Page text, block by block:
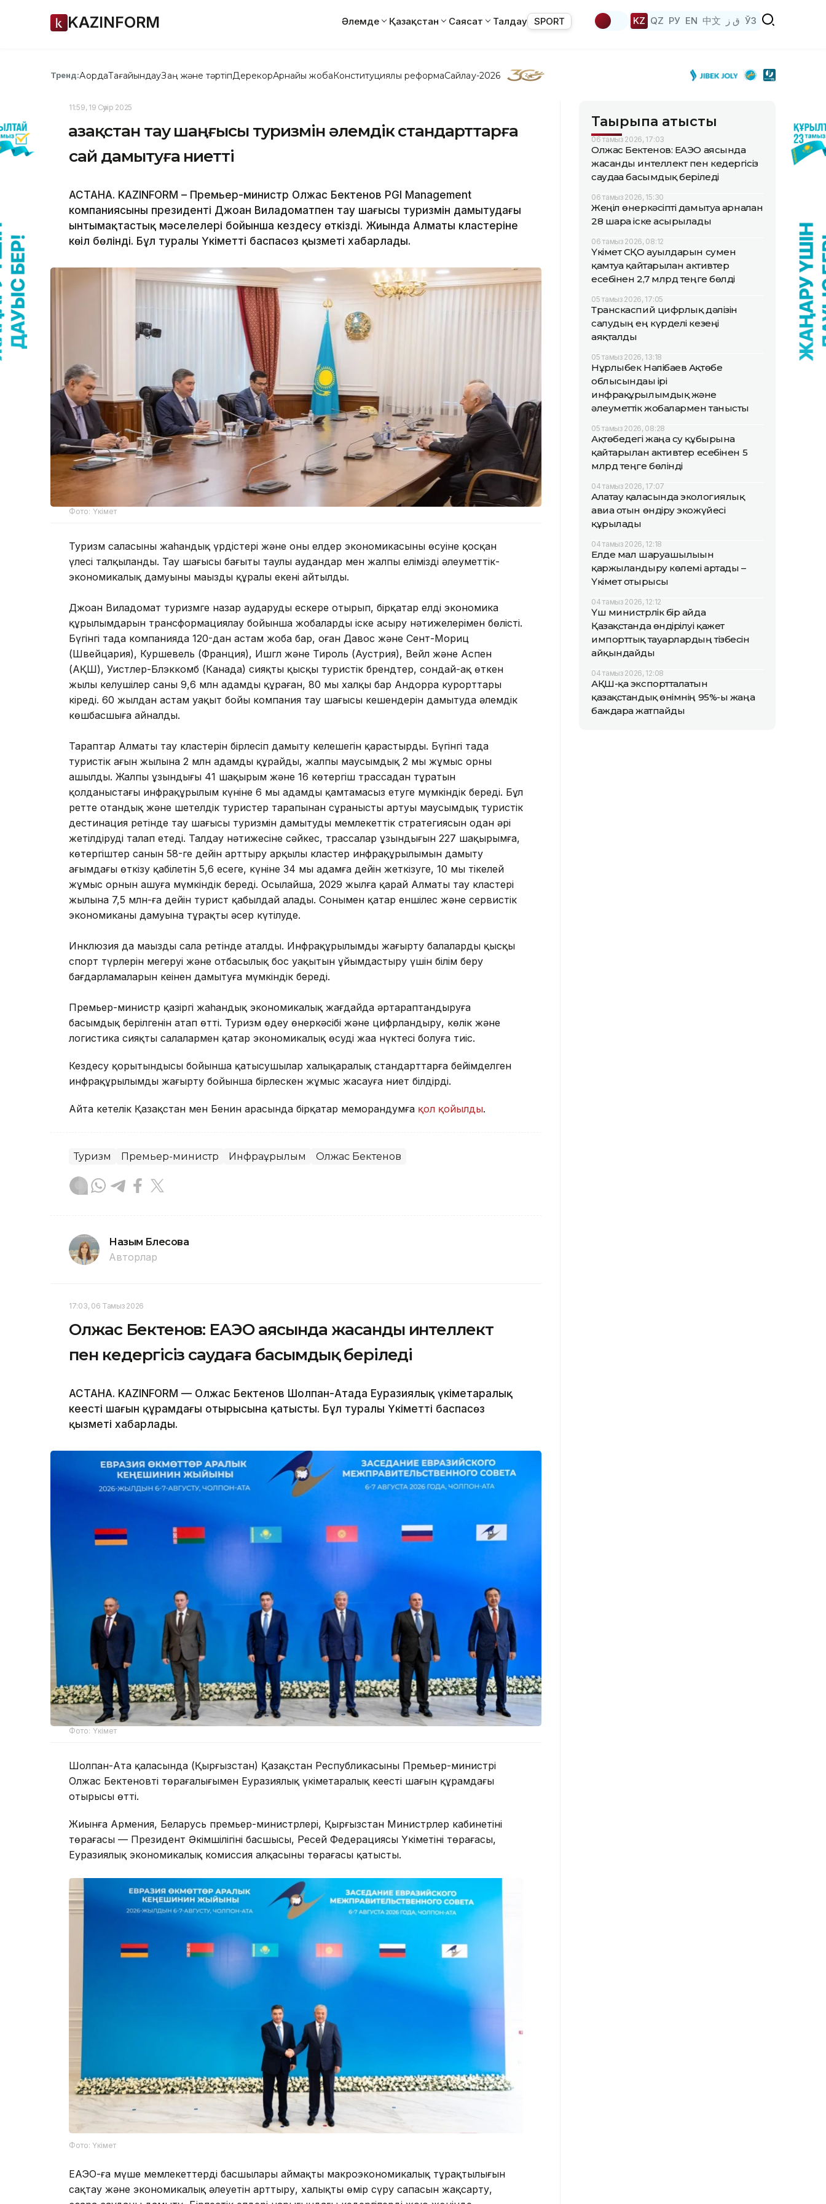
KAZINFORM Әлемде Қазақстан Саясат Талдау SPORT KZ QZ РУ EN 中文 ق ز ЎЗ
Тренд:АқордаТағайындауЗаң және тәртіпДерекқорАрнайы жобаКонституциялық реформаСайлау-2026
11:59, 19 Сәуір 2025
Қазақстан тау шаңғысы туризмін әлемдік стандарттарға
сай дамытуға ниетті
АСТАНА. KAZINFORM – Премьер-министр Олжас Бектенов PGI Management
компаниясының президенті Джоан Виладоматпен тау шаңғысы туризмін дамытудағы
ынтымақтастық мәселелері бойынша кездесу өткізді. Жиында Алматы кластеріне
көңіл бөлінді. Бұл туралы Үкіметтің баспасөз қызметі хабарлады.
Фото: Үкімет
Туризм саласының жаһандық үрдістері және оның елдер экономикасының өсуіне қосқан
үлесі талқыланды. Тау шаңғысы бағыты таулы аудандар мен жалпы еліміздің әлеуметтік-
экономикалық дамуының маңызды құралы екені айтылды.
Джоан Виладомат туризмге назар аударуды ескере отырып, бірқатар елдің экономика
құрылымдарын трансформациялау бойынша жобаларды іске асыру нәтижелерімен бөлісті.
Бүгінгі таңда компанияда 120-дан астам жоба бар, оған Давос және Сент-Мориц
(Швейцария), Куршевель (Франция), Ишгл және Тироль (Аустрия), Вейл және Аспен
(АҚШ), Уистлер-Блэккомб (Канада) сияқты қысқы туристік брендтер, сондай-ақ өткен
жылы келушілер саны 9,6 млн адамды құраған, 80 мың халқы бар Андорра курорттары
кіреді. 60 жылдан астам уақыт бойы компания тау шаңғысы кешендерін дамытуда әлемдік
көшбасшыға айналды.
Тараптар Алматы тау кластерін бірлесіп дамыту келешегін қарастырды. Бүгінгі таңда
туристік ағын жылына 2 млн адамды құрайды, жалпы маусымдық 2 мың жұмыс орны
ашылды. Жалпы ұзындығы 41 шақырым және 16 көтергіш трассадан тұратын
қолданыстағы инфрақұрылым күніне 6 мың адамды қамтамасыз етуге мүмкіндік береді. Бұл
ретте отандық және шетелдік туристер тарапынан сұраныстың артуы маусымдық туристік
дестинация ретінде тау шаңғысы туризмін дамытудың мемлекеттік стратегиясын одан әрі
жетілдіруді талап етеді. Талдау нәтижесіне сәйкес, трассалар ұзындығын 227 шақырымға,
көтергіштер санын 58-ге дейін арттыру арқылы кластер инфрақұрылымын дамыту
ағымдағы өткізу қабілетін 5,6 есеге, күніне 34 мың адамға дейін жеткізуге, 10 мың тікелей
жұмыс орнын ашуға мүмкіндік береді. Осылайша, 2029 жылға қарай Алматы тау кластері
жылына 7,5 млн-ға дейін турист қабылдай алады. Сонымен қатар еншілес және сервистік
экономиканың дамуына тұрақты әсер күтілуде.
Инклюзия да маңызды сала ретінде аталды. Инфрақұрылымды жаңғырту балалардың қысқы
спорт түрлерін меңгеруі және отбасылық бос уақытын ұйымдастыру үшін білім беру
бағдарламаларын кеңінен дамытуға мүмкіндік береді.
Премьер-министр қазіргі жаһандық экономикалық жағдайда әртараптандыруға
басымдық берілгенін атап өтті. Туризм өңдеу өнеркәсібі және цифрландыру, көлік және
логистика сияқты салалармен қатар экономикалық өсудің жаңа нүктесі болуға тиіс.
Кездесу қорытындысы бойынша қатысушылар халықаралық стандарттарға бейімделген
инфрақұрылымды жаңғырту бойынша бірлескен жұмыс жасауға ниет білдірді.
Айта кетелік Қазақстан мен Бенин арасында бірқатар меморандумға қол қойылды.
Туризм Премьер-министр Инфрақұрылым Олжас Бектенов
Назым Бөлесова
Авторлар
17:03, 06 Тамыз 2026
Олжас Бектенов: ЕАЭО аясында жасанды интеллект
пен кедергісіз саудаға басымдық беріледі
АСТАНА. KAZINFORM — Олжас Бектенов Шолпан-Атада Еуразиялық үкіметаралық
кеңестің шағын құрамдағы отырысына қатысты. Бұл туралы Үкіметтің баспасөз
қызметі хабарлады.
Фото: Үкімет
Шолпан-Ата қаласында (Қырғызстан) Қазақстан Республикасының Премьер-министрі
Олжас Бектеновтің төрағалығымен Еуразиялық үкіметаралық кеңестің шағын құрамдағы
отырысы өтті.
Жиынға Армения, Беларусь премьер-министрлері, Қырғызстан Министрлер кабинетінің
төрағасы — Президент Әкімшілігінің басшысы, Ресей Федерациясы Үкіметінің төрағасы,
Еуразиялық экономикалық комиссия алқасының төрағасы қатысты.
Фото: Үкімет
ЕАЭО-ға мүше мемлекеттердің басшылары аймақтың макроэкономикалық тұрақтылығын
сақтау және экономикалық әлеуетін арттыру, халықтың өмір сүру сапасын жақсарту,
Тақырыпқа қатысты
06 тамыз 2026, 17:03
Олжас Бектенов: ЕАЭО аясында
жасанды интеллект пен кедергісіз
саудаға басымдық беріледі
06 тамыз 2026, 15:30
Жеңіл өнеркәсіпті дамытуға арналған
28 шара іске асырылады
06 тамыз 2026, 08:12
Үкімет СҚО ауылдарын сумен
қамтуға қайтарылған активтер
есебінен 2,7 млрд теңге бөлді
05 тамыз 2026, 17:05
Транскаспий цифрлық дәлізін
салудың ең күрделі кезеңі
аяқталды
05 тамыз 2026, 13:18
Нұрлыбек Нәлібаев Ақтөбе
облысындағы ірі
инфрақұрылымдық және
әлеуметтік жобалармен танысты
05 тамыз 2026, 08:28
Ақтөбедегі жаңа су құбырына
қайтарылған активтер есебінен 5
млрд теңге бөлінді
04 тамыз 2026, 17:07
Алатау қаласында экологиялық
авиа отын өндіру экожүйесі
құрылады
04 тамыз 2026, 12:18
Елде мал шаруашылығын
қаржыландыру көлемі артады –
Үкімет отырысы
04 тамыз 2026, 12:12
Үш министрлік бір айда
Қазақстанда өндірілуі қажет
импорттық тауарлардың тізбесін
айқындайды
04 тамыз 2026, 12:08
АҚШ-қа экспортталатын
қазақстандық өнімнің 95%-ы жаңа
баждарға жатпайды